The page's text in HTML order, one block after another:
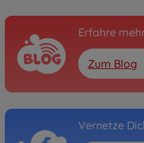
Erfahre
Zum Blog
Vernetze